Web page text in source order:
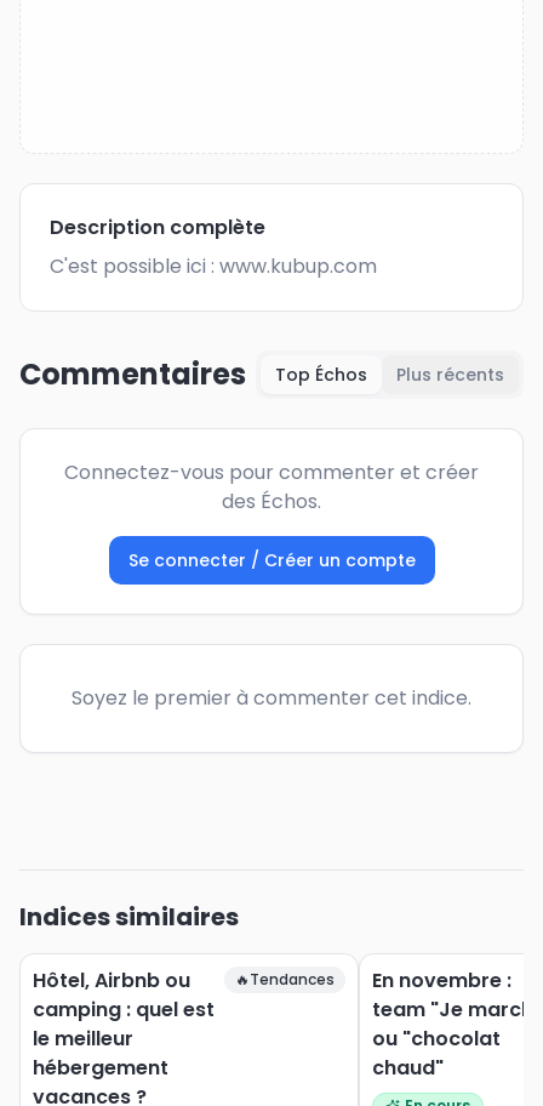
Description complète
C'est possible ici : www.kubup.com
Commentaires Top Échos Plus récents
Connectez-vous pour commenter et créer
des Échos.
Se connecter / Créer un compte
Soyez le premier à commenter cet indice.
Indices similaires
Hôtel, Airbnb ou
camping : quel est
le meilleur
hébergement
vacances ?
🔥Tendances
En novembre :
team "Je
ou "chocolat
chaud"